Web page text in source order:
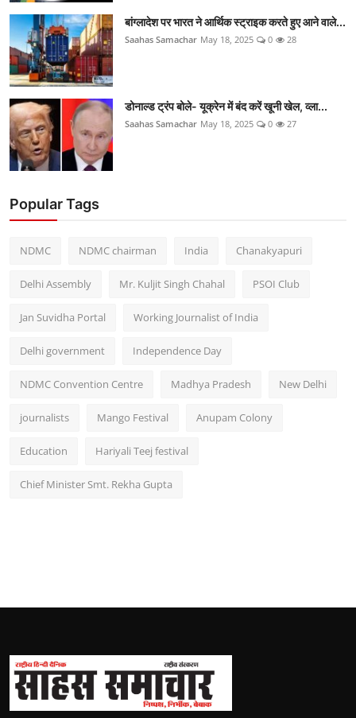
बांग्लादेश पर भारत ने आर्थिक स्ट्राइक करते हुए आने वाले...
Saahas Samachar May 18, 2025 0 28
डोनाल्ड ट्रंप बोले- यूक्रेन में बंद करें खूनी खेल, व्ला...
Saahas Samachar May 18, 2025 0 27
Popular Tags
NDMC NDMC chairman India Chanakyapuri
Delhi Assembly Mr. Kuljit Singh Chahal PSOI Club
Jan Suvidha Portal Working Journalist of India
Delhi government Independence Day
NDMC Convention Centre Madhya Pradesh New Delhi
journalists Mango Festival Anupam Colony
Education Hariyali Teej festival
Chief Minister Smt. Rekha Gupta